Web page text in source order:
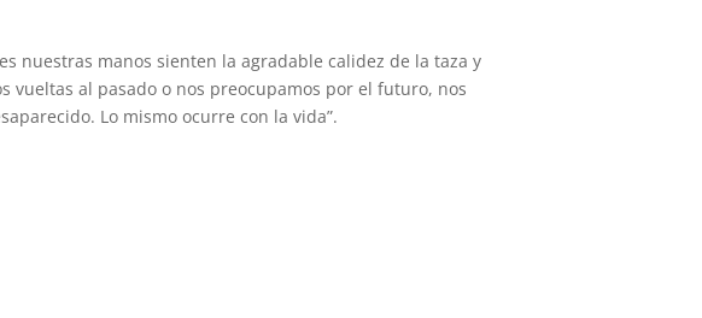
nuestras manos sienten la agradable calidez de la taza y
vueltas al pasado o nos preocupamos por el futuro, nos
Lo mismo ocurre con la vida”.